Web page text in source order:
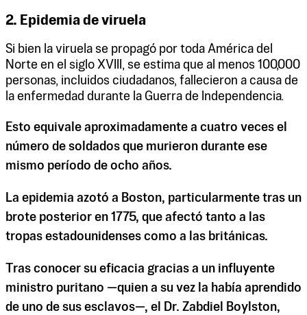
2. Epidemia de viruela
Si bien la viruela se propagó por toda América del
Norte en el siglo XVIII, se estima que al menos 100,000
personas, incluidos ciudadanos, fallecieron a causa de
la enfermedad durante la Guerra de Independencia.
Esto equivale aproximadamente a cuatro veces el
número de soldados que murieron durante ese
mismo período de ocho años.
La epidemia azotó a Boston, particularmente tras un
brote posterior en 1775, que afectó tanto a las
tropas estadounidenses como a las británicas.
Tras conocer su eficacia gracias a un influyente
ministro puritano —quien a su vez la había aprendido
de uno de sus esclavos—, el Dr. Zabdiel Boylston,